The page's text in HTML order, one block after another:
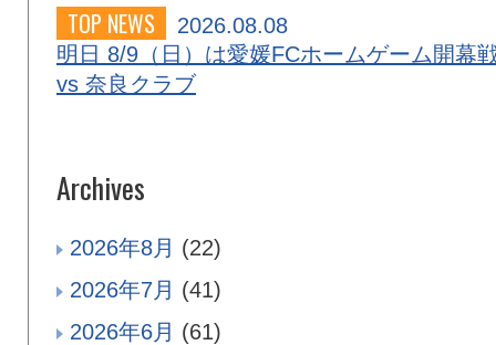
TOP NEWS
2026.08.08
明日 8/9（日）は愛媛FCホームゲーム開幕
vs 奈良クラブ
Archives
2026年8月 (22)
2026年7月 (41)
2026年6月 (61)